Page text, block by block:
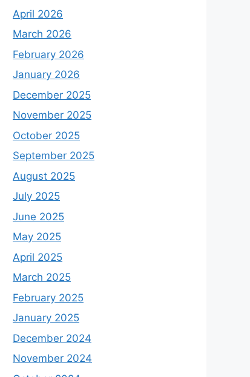
April 2026
March 2026
February 2026
January 2026
December 2025
November 2025
October 2025
September 2025
August 2025
July 2025
June 2025
May 2025
April 2025
March 2025
February 2025
January 2025
December 2024
November 2024